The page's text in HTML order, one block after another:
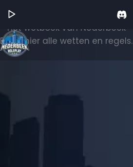
Het wetboek van Nederbeek
Bekijk hier alle wetten en regels.